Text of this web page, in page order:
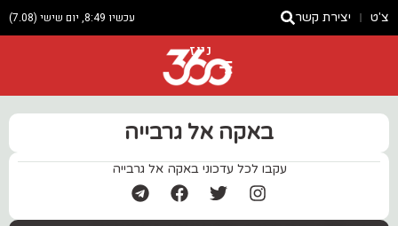
צ'ט יצירת קשר עכשיו 8:49, יום שישי (7.08)
ניוז
באקה אל גרבייה
עקבו לכל עדכוני באקה אל גרבייה